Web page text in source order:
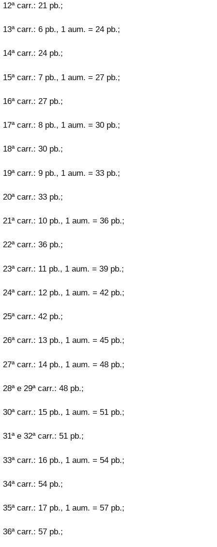
12ª carr.: 21 pb.;
13ª carr.: 6 pb., 1 aum. = 24 pb.;
14ª carr.: 24 pb.;
15ª carr.: 7 pb., 1 aum. = 27 pb.;
16ª carr.: 27 pb.;
17ª carr.: 8 pb., 1 aum. = 30 pb.;
18ª carr.: 30 pb.;
19ª carr.: 9 pb., 1 aum. = 33 pb.;
20ª carr.: 33 pb.;
21ª carr.: 10 pb., 1 aum. = 36 pb.;
22ª carr.: 36 pb.;
23ª carr.: 11 pb., 1 aum. = 39 pb.;
24ª carr.: 12 pb., 1 aum. = 42 pb.;
25ª carr.: 42 pb.;
26ª carr.: 13 pb., 1 aum. = 45 pb.;
27ª carr.: 14 pb., 1 aum. = 48 pb.;
28ª e 29ª carr.: 48 pb.;
30ª carr.: 15 pb., 1 aum. = 51 pb.;
31ª e 32ª carr.: 51 pb.;
33ª carr.: 16 pb., 1 aum. = 54 pb.;
34ª carr.: 54 pb.;
35ª carr.: 17 pb., 1 aum. = 57 pb.;
36ª carr.: 57 pb.;